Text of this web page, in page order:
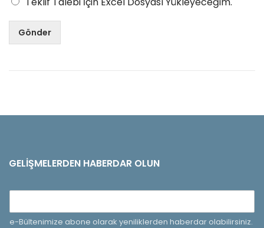
Gönder
GELIŞMELERDEN HABERDAR OLUN
e-Bültenimize abone olarak yeniliklerden haberdar olabilirsiniz.